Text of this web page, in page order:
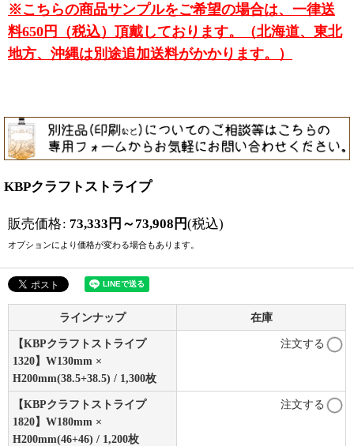
※こちらの商品サンプルをご希望の場合は、一律送
料650円（税込）頂戴しております。（北海道、東北
地方、沖縄は別途追加送料がかかります。）
KBPクラフトストライプ
販売価格: 73,333 円 ～73,908 円(税込)
オプションにより価格が変わる場合もあります。
ラインナップ 在庫
【KBPクラフトストライプ
1320】W130mm ×
H200mm(38.5+38.5) / 1,300枚
注文する
【KBPクラフトストライプ
1820】W180mm ×
H200mm(46+46) / 1,200枚
注文する